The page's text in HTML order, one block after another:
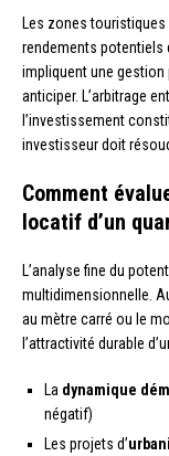
Les zones
rendements potentiels
impliquent une gestion
anticiper. L’arbitrage
l’investissement
investisseur doit
Comment
locatif d’un
L’analyse fine du
multidimensionnelle.
au mètre carré ou le
l’attractivité durable
La dynamique
négatif)
Les projets d’